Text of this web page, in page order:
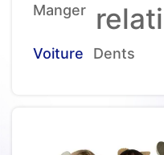
Manger
Voiture Dents